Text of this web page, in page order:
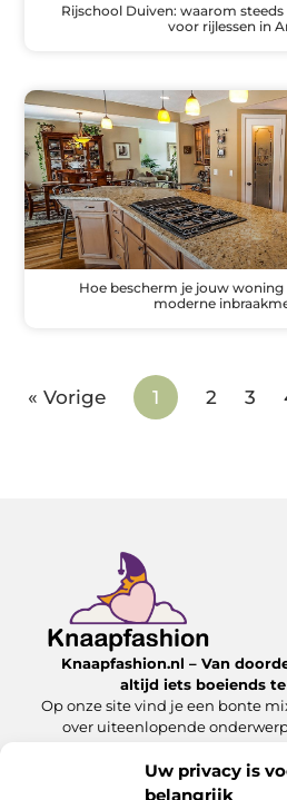
Uw privacy is
belangrijk
Rijschool Duiven: waarom
voor rijlessen in
Hoe bescherm je jouw
moderne
« Vorige 1 2 3
Knaapfashion.nl – Van
altijd iets boeiends
Op onze site vind je een bonte
over uiteenlopende